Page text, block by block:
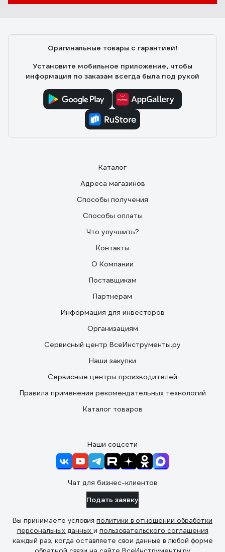
Оригинальные товары с гарантией!
Установите мобильное приложение, чтобы
информация по заказам всегда была под рукой
Каталог
Адреса магазинов
Способы получения
Способы оплаты
Что улучшить?
Контакты
О Компании
Поставщикам
Партнерам
Информация для инвесторов
Организациям
Сервисный центр ВсеИнструменты.ру
Наши закупки
Сервисные центры производителей
Правила применения рекомендательных технологий
Каталог товаров
Наши соцсети
Чат для бизнес-клиентов
Подать заявку
Вы принимаете условия политики в отношении обработки
персональных данных и пользовательского соглашения
каждый раз, когда оставляете свои данные в любой форме